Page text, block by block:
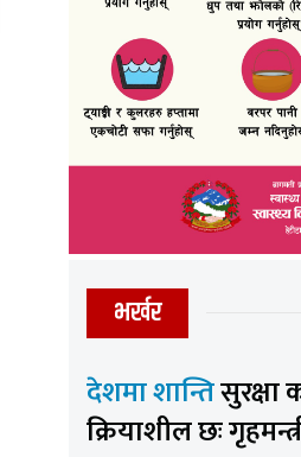
भर्खर
देशमा शान्तिसुरक्षा
क्रियाशील छः